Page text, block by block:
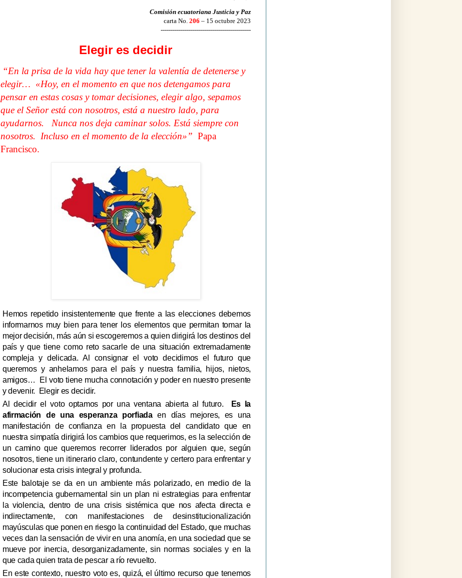
Comisión ecuatoriana Justicia y Paz
carta No. 206 – 15 octubre 2023
---------------------------------------------
Elegir es decidir
“En la prisa de la vida hay que tener la valentía de detenerse y
elegir… «Hoy, en el momento en que nos detengamos para
pensar en estas cosas y tomar decisiones, elegir algo, sepamos
que el Señor está con nosotros, está a nuestro lado, para
ayudarnos. Nunca nos deja caminar solos. Está siempre con
nosotros. Incluso en el momento de la elección»” Papa
Francisco.
Hemos repetido insistentemente que frente a las elecciones debemos
informarnos muy bien para tener los elementos que permitan tomar la
mejor decisión, más aún si escogeremos a quien dirigirá los destinos del
país y que tiene como reto sacarle de una situación extremadamente
compleja y delicada. Al consignar el voto decidimos el futuro que
queremos y anhelamos para el país y nuestra familia, hijos, nietos,
amigos…
El voto tiene mucha connotación y poder en nuestro presente
y devenir.
Elegir es decidir.
Al decidir el voto optamos por una ventana abierta al futuro.
Es la
afirmación de una esperanza porfiadaen días mejores, es una
manifestación de confianza en la propuesta del candidato que en
nuestra simpatía dirigirá los cambios que requerimos, es la selección de
un camino que queremos recorrer liderados por alguien que, según
nosotros, tiene un itinerario claro, contundente y certero para enfrentar y
solucionar esta crisis integral y profunda.
Este balotaje se da en un ambiente más polarizado, en medio de la
incompetencia gubernamental sin un plan ni estrategias para enfrentar
la violencia, dentro de una crisis sistémica que nos afecta directa e
indirectamente, con manifestaciones de desinstitucionalización
mayúsculas que ponen en riesgo la continuidad del Estado, que muchas
veces dan la sensación de vivir en una anomía, en una sociedad que se
mueve por inercia, desorganizadamente, sin normas sociales y en la
que cada quien trata de pescar a río revuelto.
En este contexto, nuestro voto es, quizá, el último recurso que tenemos